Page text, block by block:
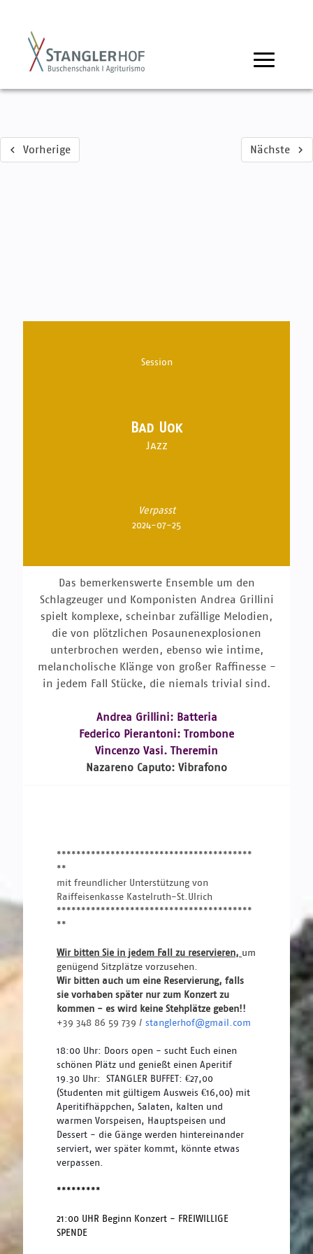
Vorherige Nächste
Session
Bad Uok
Jazz
Verpasst
2024-07-25
Das bemerkenswerte Ensemble um den
Schlagzeuger und Komponisten Andrea Grillini
spielt komplexe, scheinbar zufällige Melodien,
die von plötzlichen Posaunenexplosionen
unterbrochen werden, ebenso wie intime,
melancholische Klänge von großer Raffinesse -
in jedem Fall Stücke, die niemals trivial sind.
Andrea Grillini: Batteria
Federico Pierantoni: Trombone
Vincenzo Vasi. Theremin
Nazareno Caputo: Vibrafono
****************************************
**
mit freundlicher Unterstützung von
Raiffeisenkasse Kastelruth-St.Ulrich
****************************************
**
Wir bitten Sie in jedem Fall zu reservieren, um
genügend Sitzplätze vorzusehen.
Wir bitten auch um eine Reservierung, falls
sie vorhaben später nur zum Konzert zu
+39 348 86 59 739 / stanglerhof@gmail.com
18:00 Uhr: Doors open - sucht Euch einen
schönen Plätz und genießt einen Aperitif
19.30 Uhr:  STANGLER BUFFET: €27,00
(Studenten mit gültigem Ausweis €16,00) mit
Aperitifhäppchen, Salaten, kalten und
warmen Vorspeisen, Hauptspeisen und
Dessert - die Gänge werden hintereinander
serviert, wer später kommt, könnte etwas
verpassen.
*********
21:00 UHR Beginn Konzert - FREIWILLIGE
SPENDE